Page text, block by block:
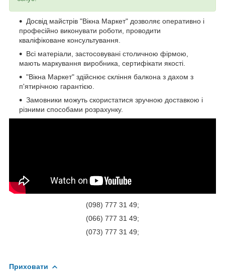
Досвід майстрів "Вікна Маркет" дозволяє оперативно і
професійно виконувати роботи, проводити
кваліфіковане консультування.
Всі матеріали, застосовувані столичною фірмою,
мають маркування виробника, сертифікати якості.
"Вікна Маркет" здійснює скління балкона з дахом з
п'ятирічною гарантією.
Замовники можуть скористатися зручною доставкою і
різними способами розрахунку.
(098) 777 31 49;
(066) 777 31 49;
(073) 777 31 49;
Приховати